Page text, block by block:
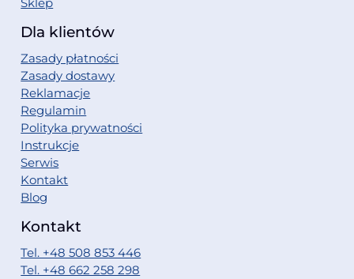
Dla klientów
Zasady płatności
Zasady dostawy
Reklamacje
Regulamin
Polityka prywatności
Instrukcje
Serwis
Kontakt
Blog
Kontakt
Tel. +48 508 853 446
Tel. +48 662 258 298